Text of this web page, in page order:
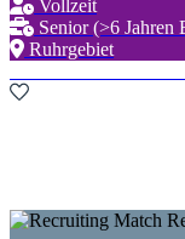
Vollzeit
Senior (>6 Jahren
Ruhrgebiet